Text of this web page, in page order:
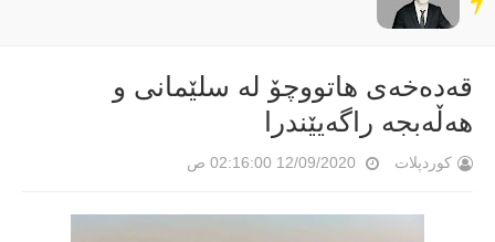
دێڕ
قەدەخەی هاتووچۆ لە سلێمانی و
هەڵەبجە راگەیێندرا
کوردپلات 12/09/2020 02:16:00 ص